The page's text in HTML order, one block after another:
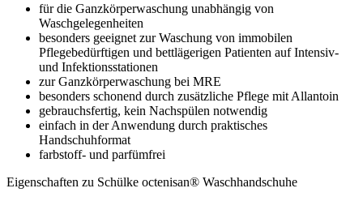
für die Ganzkörperwaschung unabhängig von
Waschgelegenheiten
besonders geeignet zur Waschung von immobilen
Pflegebedürftigen und bettlägerigen Patienten auf Intensiv-
und Infektionsstationen
zur Ganzkörperwaschung bei MRE
besonders schonend durch zusätzliche Pflege mit Allantoin
gebrauchsfertig, kein Nachspülen notwendig
einfach in der Anwendung durch praktisches
Handschuhformat
farbstoff- und parfümfrei
Eigenschaften zu Schülke octenisan® Waschhandschuhe